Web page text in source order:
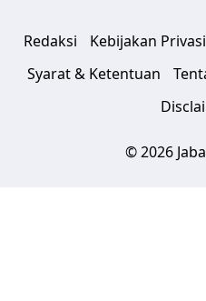
Redaksi Kebijakan Privasi
Syarat & Ketentuan
© 2026